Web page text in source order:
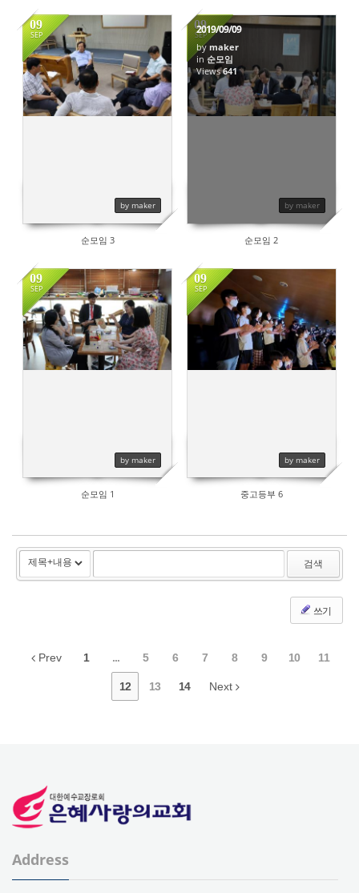
09
SEP
by maker
686
순모임 3
09
SEP
by maker
2019/09/09
bymaker
in순모임
Views641
순모임 2
09
SEP
by maker
1448
순모임 1
09
SEP
by maker
784
중고등부 6
검색
쓰기
Prev 1 ... 5 6 7 8 9 10 11
12 13 14 Next
Address